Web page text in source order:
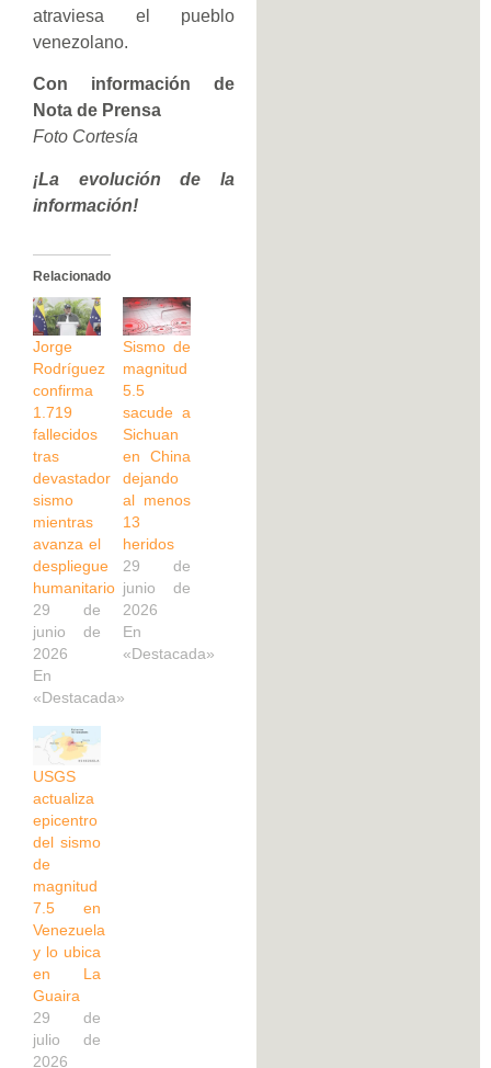
atraviesa el pueblo
venezolano.
Con información de
Nota de Prensa
Foto Cortesía
¡La evolución de la
información!
Relacionado
Jorge
Rodríguez
confirma
1.719
fallecidos
tras
devastador
sismo
mientras
avanza el
despliegue
humanitario
29 de
junio de
2026
En
«Destacada»
Sismo de
magnitud
5.5
sacude a
Sichuan
en China
dejando
al menos
13
heridos
29 de
junio de
2026
En
«Destacada»
USGS
actualiza
epicentro
del sismo
de
magnitud
7.5 en
Venezuela
y lo ubica
en La
Guaira
29 de
julio de
2026